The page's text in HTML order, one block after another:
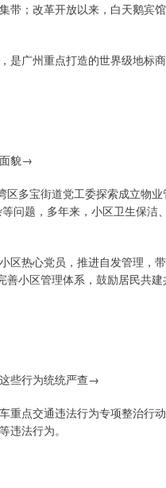
带；改革开放以来，白天鹅宾
是广州重点打造的世界级地标
貌→
区多宝街道党工委探索成立物
问题，多年来，小区卫生保洁
区热心党员，推进自发管理，
小区管理体系，鼓励居民共建
些行为统统严查→
重点交通违法行为专项整治行
违法行为。